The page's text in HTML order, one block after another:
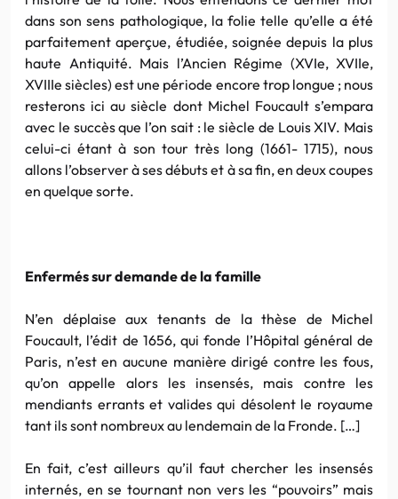
dans son sens pathologique, la folie telle qu’elle a été
parfaitement aperçue, étudiée, soignée depuis la plus
haute Antiquité. Mais l’Ancien Régime (XVIe, XVIIe,
XVIIIe siècles) est une période encore trop longue ; nous
resterons ici au siècle dont Michel Foucault s’empara
avec le succès que l’on sait : le siècle de Louis XIV. Mais
celui-ci étant à son tour très long (1661- 1715), nous
allons l’observer à ses débuts et à sa fin, en deux coupes
en quelque sorte.
Enfermés sur demande de la famille
N’en déplaise aux tenants de la thèse de Michel
Foucault, l’édit de 1656, qui fonde l’Hôpital général de
Paris, n’est en aucune manière dirigé contre les fous,
qu’on appelle alors les insensés, mais contre les
mendiants errants et valides qui désolent le royaume
tant ils sont nombreux au lendemain de la Fronde. […]
En fait, c’est ailleurs qu’il faut chercher les insensés
internés, en se tournant non vers les “pouvoirs” mais